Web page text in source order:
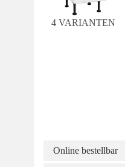
4 VARIANTEN
Online bestellbar